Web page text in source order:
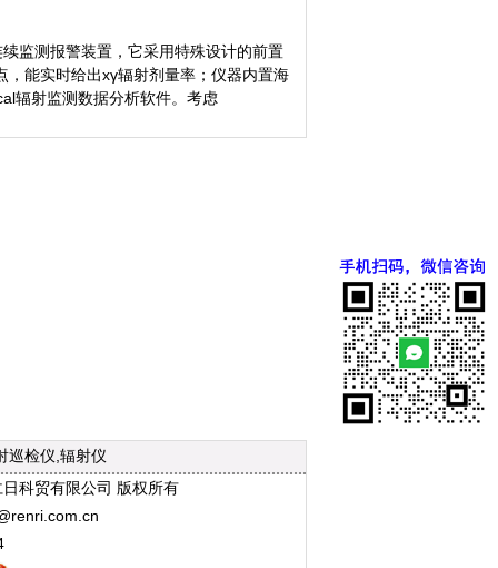
监测报警装置，它采用特殊设计的前置
能实时给出xγ辐射剂量率；仪器内置海
辐射监测数据分析软件。考虑
巡检仪,辐射仪
科贸有限公司 版权所有